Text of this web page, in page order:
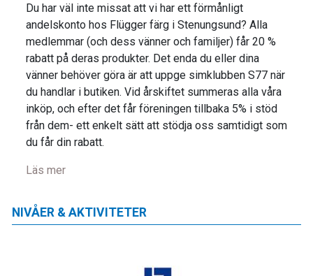
Du har väl inte missat att vi har ett förmånligt
andelskonto hos Flügger färg i Stenungsund? Alla
medlemmar (och dess vänner och familjer) får 20 %
rabatt på deras produkter. Det enda du eller dina
vänner behöver göra är att uppge simklubben S77 när
du handlar i butiken. Vid årskiftet summeras alla våra
inköp, och efter det får föreningen tillbaka 5% i stöd
från dem- ett enkelt sätt att stödja oss samtidigt som
du får din rabatt.
Läs mer
NIVÅER & AKTIVITETER